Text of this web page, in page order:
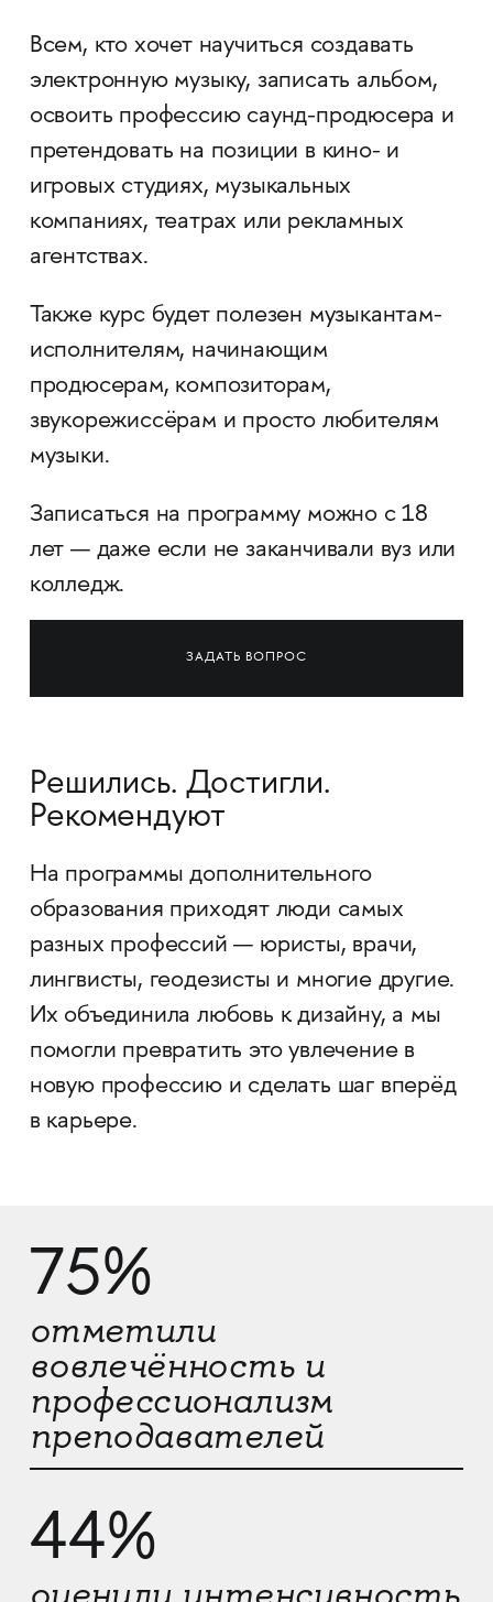
Всем, кто хочет научиться создавать
электронную музыку, записать альбом,
освоить профессию саунд-продюсера и
претендовать на позиции в кино- и
игровых студиях, музыкальных
компаниях, театрах или рекламных
агентствах.
Также курс будет полезен музыкантам-
исполнителям, начинающим
продюсерам, композиторам,
звукорежиссёрам и просто любителям
музыки.
Записаться на программу можно с 18
лет — даже если не заканчивали вуз или
колледж.
ЗАДАТЬ ВОПРОС
Решились. Достигли.
Рекомендуют
На программы дополнительного
образования приходят люди самых
разных профессий — юристы, врачи,
лингвисты, геодезисты и многие другие.
Их объединила любовь к дизайну, а мы
помогли превратить это увлечение в
новую профессию и сделать шаг вперёд
в карьере.
75%
отметили
вовлечённость и
профессионализм
преподавателей
44%